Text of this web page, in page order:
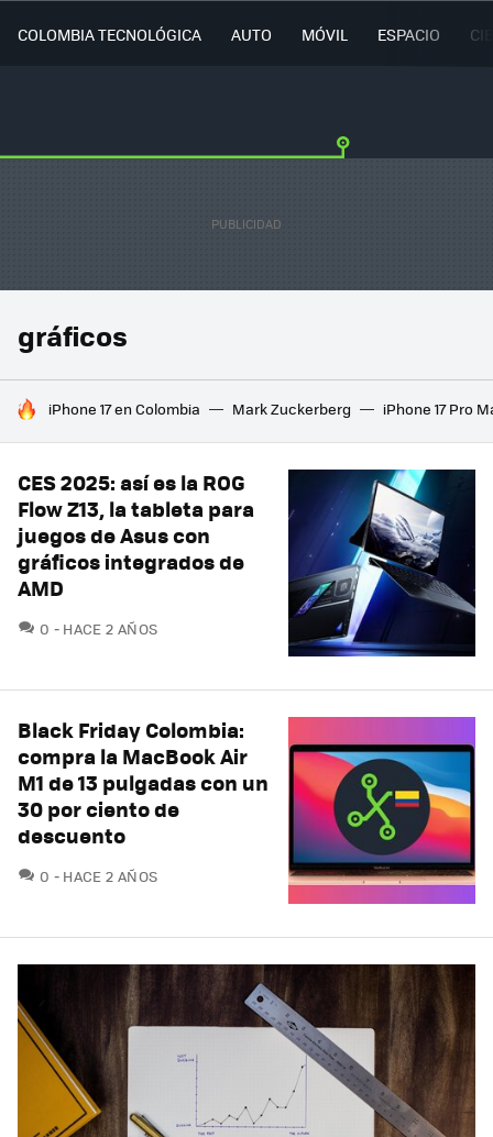
COLOMBIA TECNOLÓGICA AUTO MÓVIL ESPACIO
gráficos
HOY SE HABLA DE
iPhone 17 en Colombia Mark Zuckerberg iPhone 17 Pro
CES 2025: así es la ROG
Flow Z13, la tableta para
juegos de Asus con
gráficos integrados de
AMD
0 COMENTARIOS
HACE 2 AÑOS
Black Friday Colombia:
compra la MacBook Air
M1 de 13 pulgadas con un
30 por ciento de
descuento
0 COMENTARIOS
HACE 2 AÑOS